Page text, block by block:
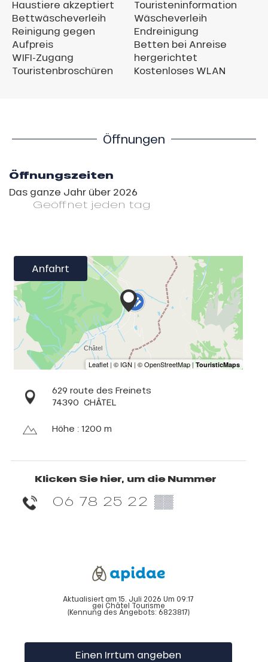
Haustiere akzeptiert
Bettwäscheverleih
Reinigung gegen
Aufpreis
WIFI-Zugang
Touristenbroschüren
Touristeninformation
Wäscheverleih
Endreinigung
Betten bei Anreise
hergerichtet
Kostenloses WLAN
Öffnungen
Öffnungszeiten
Das ganze Jahr über 2026
Geöffnet jeden tag
Anfahrt
629 route des Freinets
74390 CHÂTEL
Höhe : 1200 m
Klicken Sie hier, um die Nummer
06 78 25 22 ▒▒
Aktualisiert am 15. Juli 2026 Um 09:17
gei Châtel Tourisme
(Kennung des Angebots: 6823817)
Einen Irrtum angeben